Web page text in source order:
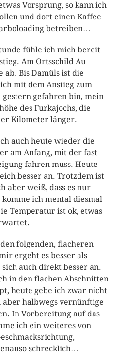
Vorsprung, so kann ich
und dort einen Kaffee
betreiben…
fühle ich mich bereit
Am Ortsschild Au
ab. Bis Damüls ist die
mit dem Anstieg zum
gestern gefahren bin, mein
des Furkajochs, die
Kilometer länger.
auch heute wieder die
am Anfang, mit der fast
fahren muss. Heute
besser an. Trotzdem ist
aber weiß, dass es nur
ich mental diesmal
Temperatur ist ok, etwas
folgenden, flacheren
ergeht es besser als
auch direkt besser an.
in den flachen Abschnitten
heute gebe ich zwar nicht
aber halbwegs vernünftige
In Vorbereitung auf das
ich ein weiteres von
schrecklich…